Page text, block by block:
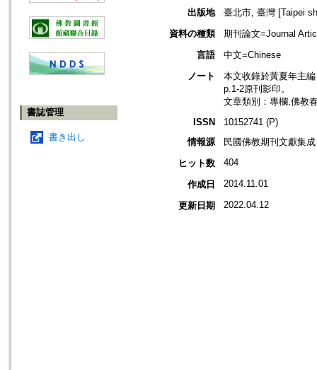
書誌管理
書き出し
出版地
臺北市, 臺灣 [Taipei
資料の種類
期刊論文=Journal
言語
中文=Chinese
ノート
本文收錄於黃夏年主
p.1-2原刊影印。
文章類別：專欄,佛教
ISSN
10152741 (P)
情報源
民國佛教期刊文獻集
ヒット数
404
作成日 2014.11.01
更新日期 2022.04.12